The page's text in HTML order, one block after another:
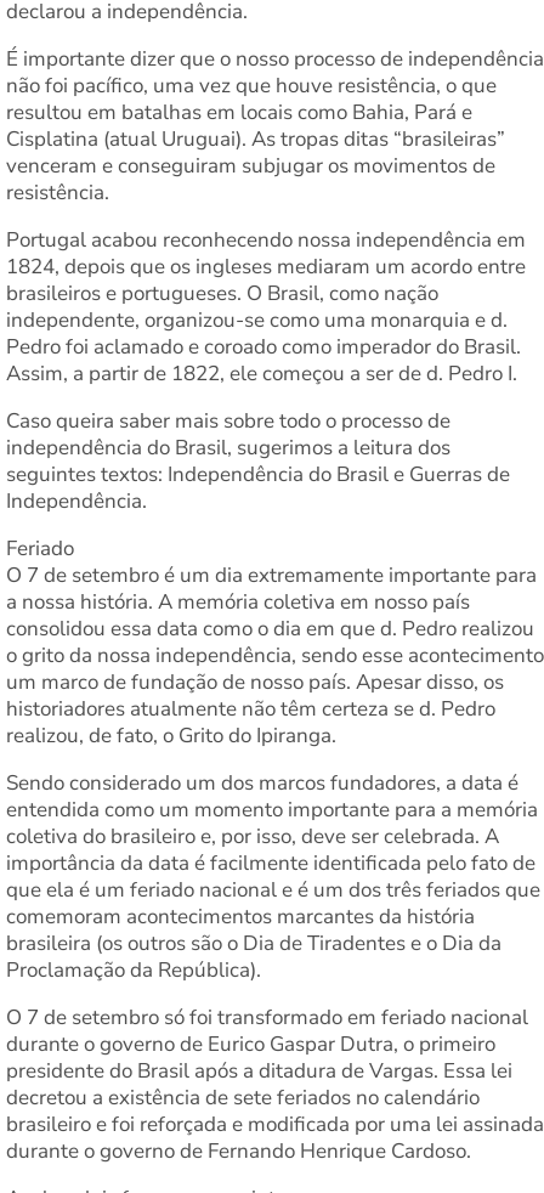
declarou a independência.
É importante dizer que o nosso processo de independência
não foi pacífico, uma vez que houve resistência, o que
resultou em batalhas em locais como Bahia, Pará e
Cisplatina (atual Uruguai). As tropas ditas “brasileiras”
venceram e conseguiram subjugar os movimentos de
resistência.
Portugal acabou reconhecendo nossa independência em
1824, depois que os ingleses mediaram um acordo entre
brasileiros e portugueses. O Brasil, como nação
independente, organizou-se como uma monarquia e d.
Pedro foi aclamado e coroado como imperador do Brasil.
Assim, a partir de 1822, ele começou a ser de d. Pedro I.
Caso queira saber mais sobre todo o processo de
independência do Brasil, sugerimos a leitura dos
seguintes textos: Independência do Brasil e Guerras de
Independência.
Feriado
O 7 de setembro é um dia extremamente importante para
a nossa história. A memória coletiva em nosso país
consolidou essa data como o dia em que d. Pedro realizou
o grito da nossa independência, sendo esse acontecimento
um marco de fundação de nosso país. Apesar disso, os
historiadores atualmente não têm certeza se d. Pedro
realizou, de fato, o Grito do Ipiranga.
Sendo considerado um dos marcos fundadores, a data é
entendida como um momento importante para a memória
coletiva do brasileiro e, por isso, deve ser celebrada. A
importância da data é facilmente identificada pelo fato de
que ela é um feriado nacional e é um dos três feriados que
comemoram acontecimentos marcantes da história
brasileira (os outros são o Dia de Tiradentes e o Dia da
Proclamação da República).
O 7 de setembro só foi transformado em feriado nacional
durante o governo de Eurico Gaspar Dutra, o primeiro
presidente do Brasil após a ditadura de Vargas. Essa lei
decretou a existência de sete feriados no calendário
brasileiro e foi reforçada e modificada por uma lei assinada
durante o governo de Fernando Henrique Cardoso.